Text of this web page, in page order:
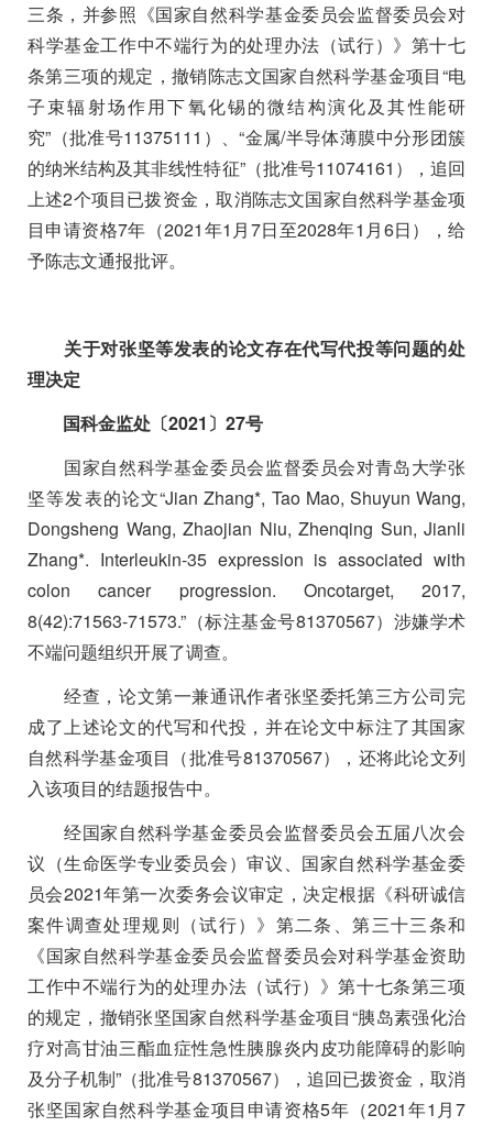
三条，并参照《国家自然科学基金委员会监督委员会对
科学基金工作中不端行为的处理办法（试行）》第十七
条第三项的规定，撤销陈志文国家自然科学基金项目“电
子束辐射场作用下氧化锡的微结构演化及其性能研
究”（批准号11375111 ）、“金属/半导体薄膜中分形团簇
的纳米结构及其非线性特征”（批准号11074161 ），追回
上述2个项目已拨资金，取消陈志文国家自然科学基金项
目申请资格7年（2021年1 月7日至2028年1 月6日），给
予陈志文通报批评。
关于对张坚等发表的论文存在代写代投等问题的处
理决定
国科金监处〔2021 〕 27号
国家自然科学基金委员会监督委员会对青岛大学张
坚等发表的论文“Jian Zhang*, Tao Mao, Shuyun Wang,
Dongsheng Wang, Zhaojian Niu, Zhenqing Sun, Jianli
Zhang*. Interleukin-35 expression is associated with
colon cancer progression. Oncotarget, 2017,
8(42):71563-71573.” （标注基金号81370567）涉嫌学术
不端问题组织开展了调查。
经查，论文第一兼通讯作者张坚委托第三方公司完
成了上述论文的代写和代投，并在论文中标注了其国家
自然科学基金项目（批准号81370567），还将此论文列
入该项目的结题报告中。
经国家自然科学基金委员会监督委员会五届八次会
议（生命医学专业委员会）审议、国家自然科学基金委
员会2021年第一次委务会议审定，决定根据《科研诚信
案件调查处理规则（试行）》第二条、第三十三条和
《国家自然科学基金委员会监督委员会对科学基金资助
工作中不端行为的处理办法（试行）》第十七条第三项
的规定，撤销张坚国家自然科学基金项目“胰岛素强化治
疗对高甘油三酯血症性急性胰腺炎内皮功能障碍的影响
及分子机制” （批准号81370567），追回已拨资金，取消
张坚国家自然科学基金项目申请资格5年（2021年1 月7